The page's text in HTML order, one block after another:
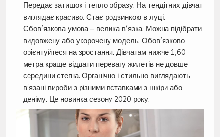
Передає затишок і тепло образу. На тендітних дівчат
виглядає красиво. Стає родзинкою в луці.
Обов’язкова умова – велика в’язка. Можна підібрати
видовжену або укорочену модель. Обов’язково
орієнтуйтеся на зростання. Дівчатам нижче 1,60
метра краще віддати перевагу жилетів не довше
середини стегна. Органічно і стильно виглядають
в’язані вироби з різними вставками з шкіри або
деніму. Це новинка сезону 2020 року.